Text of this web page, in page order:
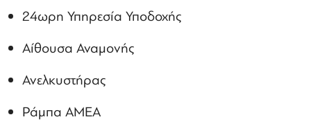
24ωρη Υπηρεσία Υποδοχής
Αίθουσα Αναμονής
Ανελκυστήρας
Ράμπα ΑΜΕΑ